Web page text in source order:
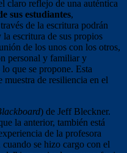
claro reflejo de una auténtica
sus estudiantes,
de la escritura podrán
escritura de sus propios
de los unos con los otros,
personal y familiar y
que se propone. Esta
de resiliencia en el
) de Jeff Bleckner.
la anterior, también está
de la profesora
se hizo cargo con el